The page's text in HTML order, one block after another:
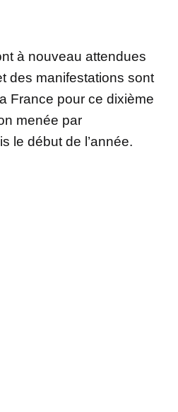
à nouveau attendues
des manifestations sont
France pour ce dixième
menée par
le début de l’année.